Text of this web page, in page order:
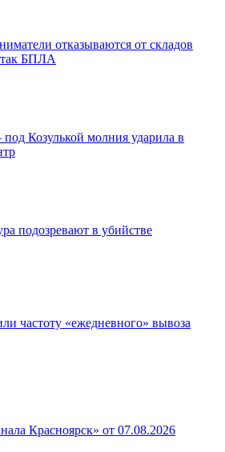
отказываются от складов
БПЛА
Козулькой молния ударила в
подозревают в убийстве
частоту «ежедневного» вывоза
Красноярск» от 07.08.2026